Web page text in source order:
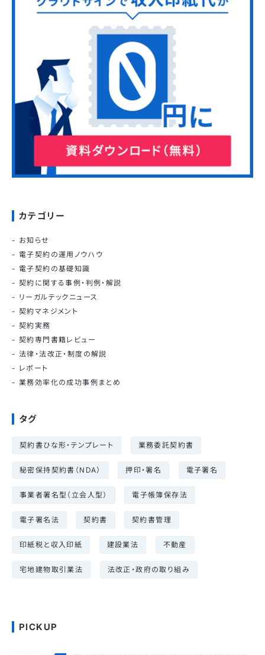
カテゴリー
お知らせ
電子契約の運用ノウハウ
電子契約の基礎知識
契約に関する事例・判例・解説
リーガルテックニュース
契約マネジメント
契約実務
契約専門書籍レビュー
法律・法改正・制度の解説
レポート
業務効率化の成功事例まとめ
タグ
契約書ひな形・テンプレート 業務委託契約書
秘密保持契約書（NDA） 押印・署名 電子署名
事業者署名型（立会人型） 電子帳簿保存法
電子署名法 契約書 契約書管理
印紙税と収入印紙 建設業法 不動産
宅地建物取引業法 法改正・政府の取り組み
PICKUP